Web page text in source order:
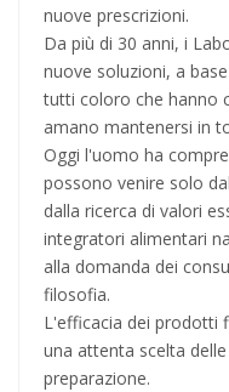
nuove prescrizioni.
Da più di 30 anni, i
nuove soluzioni, a
tutti coloro che hanno
amano mantenersi in
Oggi l'uomo ha
possono venire solo
dalla ricerca di valori
integratori alimentari
alla domanda dei
filosofia.
L'efficacia dei prodotti
una attenta scelta
preparazione.